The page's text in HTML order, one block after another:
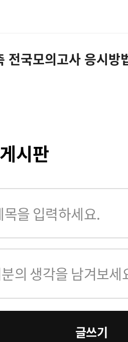
전국모의고사 응시방
시판
글쓰기